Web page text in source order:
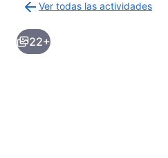
Ver todas las actividades
a
la
página
22+